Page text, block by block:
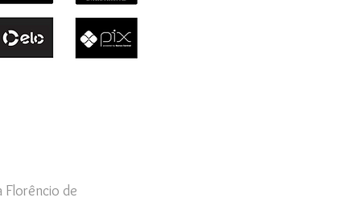
Florêncio de